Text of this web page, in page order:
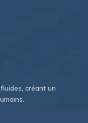
créant un